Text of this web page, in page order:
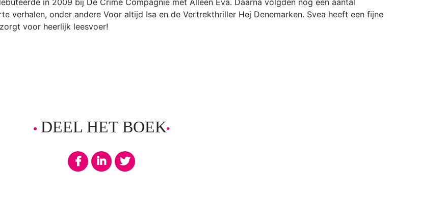
verhalen, onder andere Voor altijd Isa en de Vertrekthriller Hej Denemarken. Svea heeft een fijne
voor heerlijk leesvoer!
DEEL HET BOEK